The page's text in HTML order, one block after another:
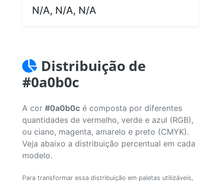
N/A, N/A, N/A
Distribuição de
#0a0b0c
A cor #0a0b0c é composta por diferentes
quantidades de vermelho, verde e azul (RGB),
ou ciano, magenta, amarelo e preto (CMYK).
Veja abaixo a distribuição percentual em cada
modelo.
Para transformar essa distribuição em paletas utilizáveis,